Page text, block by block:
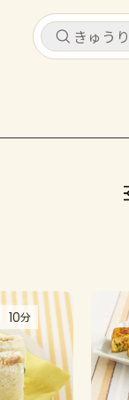
レシピ
トーク
10分